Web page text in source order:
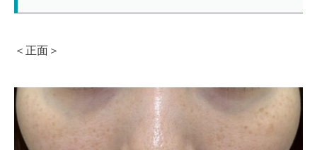
＜正面＞